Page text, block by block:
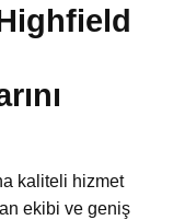
kaliteli hizmet
ekibi ve geniş